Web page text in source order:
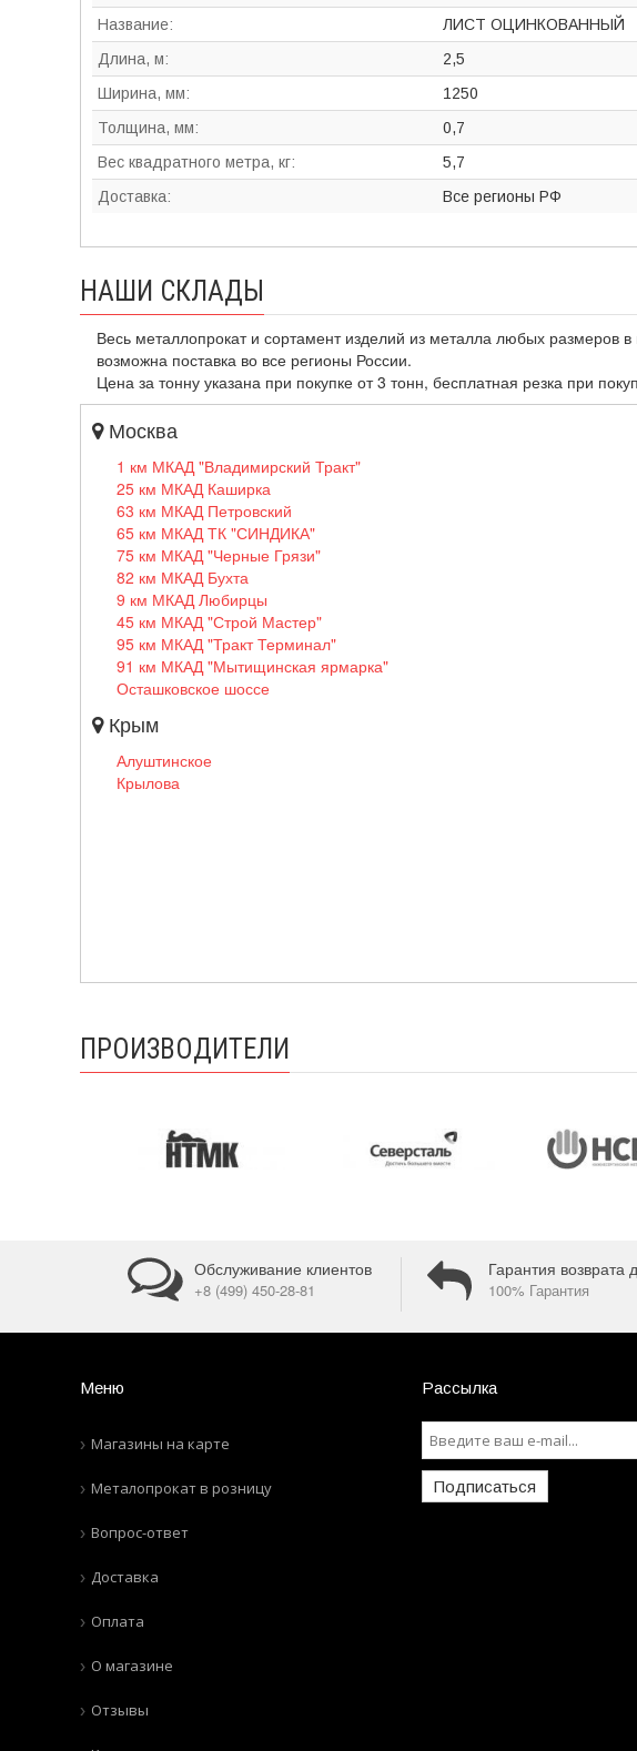
Название:
ЛИСТ ОЦИНКОВАННЫЙ
Длина, м:
2,5
Ширина, мм:
1250
Толщина, мм:
0,7
Вес квадратного метра, кг:
5,7
Доставка:
Все регионы РФ
НАШИ СКЛАДЫ
Весь металлопрокат и сортамент изделий из металла любых размеров
возможна поставка во все регионы России.
Цена за тонну указана при покупке от 3 тонн, бесплатная резка при
Москва
1 км МКАД "Владимирский Тракт"
25 км МКАД Каширка
63 км МКАД Петровский
65 км МКАД ТК "СИНДИКА"
75 км МКАД "Черные Грязи"
82 км МКАД Бухта
9 км МКАД Любирцы
45 км МКАД "Строй Мастер"
95 км МКАД "Тракт Терминал"
91 км МКАД "Мытищинская ярмарка"
Осташковское шоссе
Крым
Алуштинское
Крылова
ПРОИЗВОДИТЕЛИ
Обслуживание клиентов
+8 (499) 450-28-81
Гарантия возврата
100% Гарантия
Меню
Магазины на карте
Металопрокат в розницу
Вопрос-ответ
Доставка
Оплата
О магазине
Отзывы
Рассылка
Подписаться